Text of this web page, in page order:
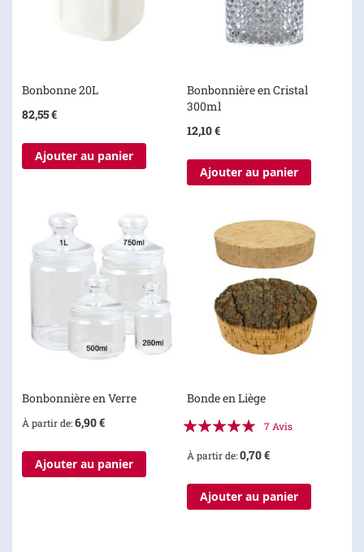
Bonbonne 20L
82,55 €
Ajouter au panier
Bonbonnière en Cristal
300ml
12,10 €
Ajouter au panier
Bonbonnière en Verre
À partir de 6,90 €
Ajouter au panier
Bonde en Liège
Évaluation:
7Avis
À partir de 0,70 €
Ajouter au panier